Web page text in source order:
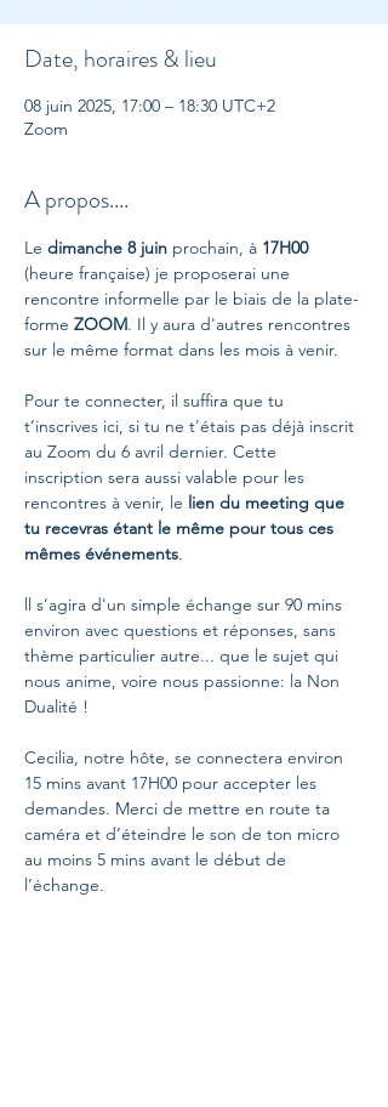
Date, horaires & lieu
08 juin 2025, 17:00 – 18:30 UTC+2
Zoom
A propos....
Le dimanche 8 juin prochain, à 17H00
(heure française) je proposerai une
rencontre informelle par le biais de la plate-
forme ZOOM. Il y aura d'autres rencontres
sur le même format dans les mois à venir.
Pour te connecter, il suffira que tu
t’inscrives ici, si tu ne t'étais pas déjà inscrit
au Zoom du 6 avril dernier. Cette
inscription sera aussi valable pour les
rencontres à venir, le lien du meeting que
tu recevras étant le même pour tous ces
mêmes événements.
ll s’agira d'un simple échange sur 90 mins
environ avec questions et réponses, sans
thème particulier autre... que le sujet qui
nous anime, voire nous passionne: la Non
Dualité !
Cecilia, notre hôte, se connectera environ
15 mins avant 17H00 pour accepter les
demandes. Merci de mettre en route ta
caméra et d’éteindre le son de ton micro
au moins 5 mins avant le début de
l’échange.